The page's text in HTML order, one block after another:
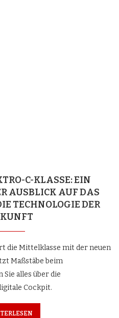
C-KLASSE: EIN
AUSBLICK AUF DAS
TECHNOLOGIE DER
die Mittelklasse mit der neuen
Maßstäbe beim
alles über die
Cockpit.